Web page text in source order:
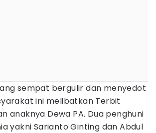
sempat bergulir dan menyedot
ini melibatkan Terbit
anaknya Dewa PA. Dua penghuni
yakni Sarianto Ginting dan Abdul